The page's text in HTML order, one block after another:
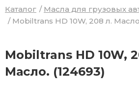
Каталог / Масла для грузовых
/ Mobiltrans HD 10W, 208 л.
Mobiltrans HD 10W,
Масло. (124693)